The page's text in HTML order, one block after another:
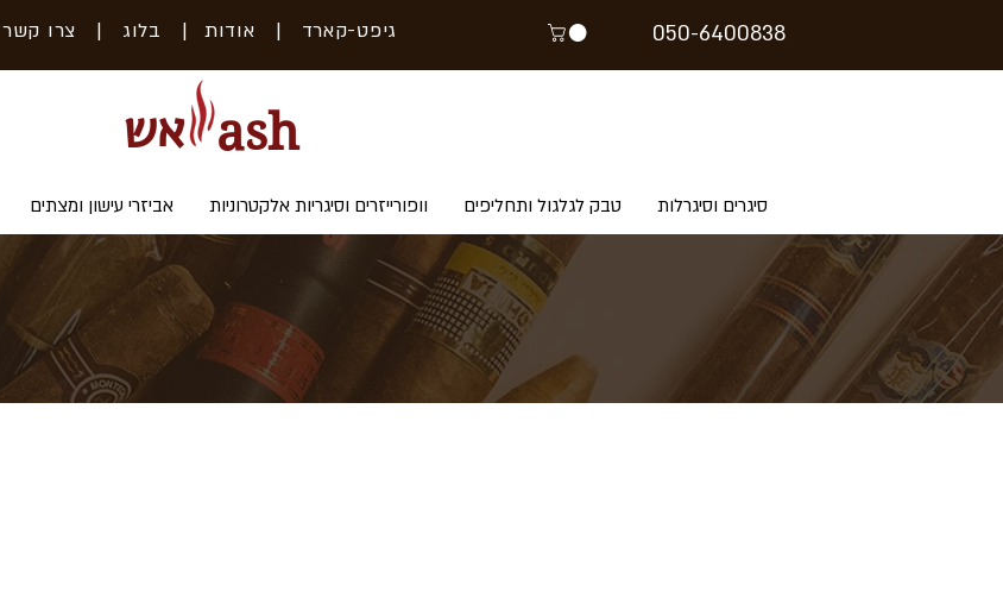
גיפט-קארד | אודות | בלוג | צרו קשר 050-6400838
אש ash
סיגרים וסיגרלות טבק לגלגול ותחליפים וופורייזרים וסיגריות אלקטרוניות אביזרי עישון ומצתים